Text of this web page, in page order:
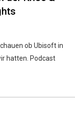
ob Ubisoft in
hatten. Podcast